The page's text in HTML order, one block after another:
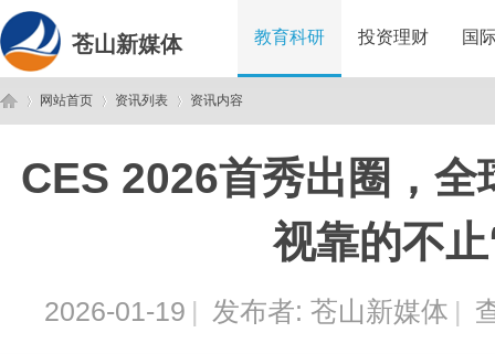
苍山新媒体 教育科研 投资理财 国
网站首页
›
资讯列表
›
资讯内容
CES 2026首秀出圈，
视靠的不
2026-01-19 | 发布者: 苍山新媒体 |